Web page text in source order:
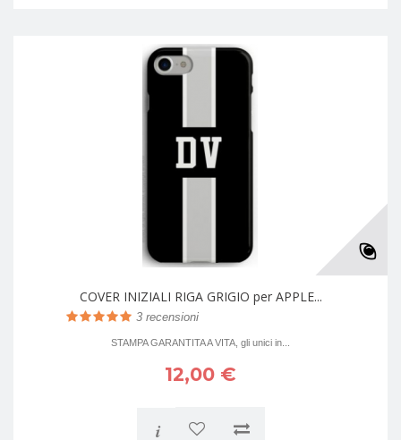
COVER INIZIALI RIGA GRIGIO per APPLE...
3 recensioni
STAMPA GARANTITA A VITA, gli unici in...
12,00 €
i